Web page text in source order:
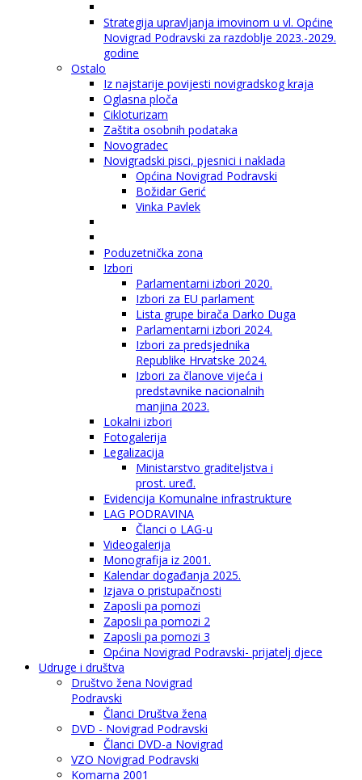
Strategija upravljanja imovinom u vl. Općine
Novigrad Podravski za razdoblje 2023.-2029.
godine
Ostalo
Iz najstarije povijesti novigradskog kraja
Oglasna ploča
Cikloturizam
Zaštita osobnih podataka
Novogradec
Novigradski pisci, pjesnici i naklada
Općina Novigrad Podravski
Božidar Gerić
Vinka Pavlek
Poduzetnička zona
Izbori
Parlamentarni izbori 2020.
Izbori za EU parlament
Lista grupe birača Darko Duga
Parlamentarni izbori 2024.
Izbori za predsjednika
Republike Hrvatske 2024.
Izbori za članove vijeća i
predstavnike nacionalnih
manjina 2023.
Lokalni izbori
Fotogalerija
Legalizacija
Ministarstvo graditeljstva i
prost. uređ.
Evidencija Komunalne infrastrukture
LAG PODRAVINA
Članci o LAG-u
Videogalerija
Monografija iz 2001.
Kalendar događanja 2025.
Izjava o pristupačnosti
Zaposli pa pomozi
Zaposli pa pomozi 2
Zaposli pa pomozi 3
Općina Novigrad Podravski- prijatelj djece
Udruge i društva
Društvo žena Novigrad
Podravski
Članci Društva žena
DVD - Novigrad Podravski
Članci DVD-a Novigrad
VZO Novigrad Podravski
Komarna 2001